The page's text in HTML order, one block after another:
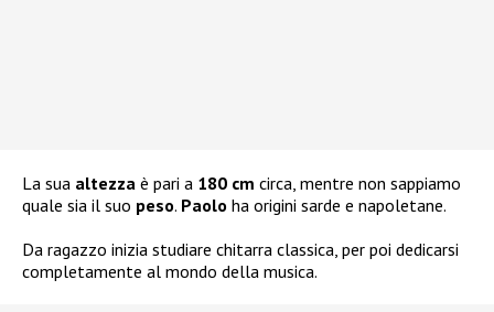
La sua altezza è pari a 180 cm circa, mentre non sappiamo
quale sia il suo peso. Paolo ha origini sarde e napoletane.
Da ragazzo inizia studiare chitarra classica, per poi dedicarsi
completamente al mondo della musica.